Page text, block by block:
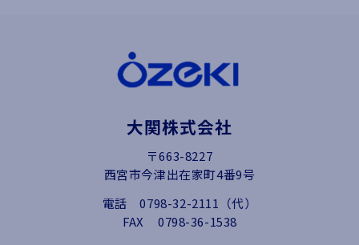
大関株式会社
〒663-8227
西宮市今津出在家町4番9号
電話0798-32-2111（代）
FAX 0798-36-1538